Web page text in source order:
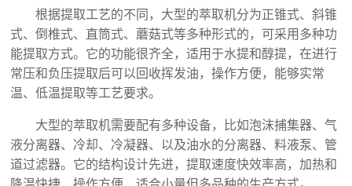
根据提取工艺的不同，大型的萃取机分为正锥式、斜锥
式、倒椎式、直筒式、蘑菇式等多种形式的，可采用多种功
能提取方式。它的功能很齐全，适用于水提和醇提，在进行
常压和负压提取后可以回收挥发油，操作方便，能够实常
温、低温提取等工艺要求。
大型的萃取机需要配有多种设备，比如泡沫捕集器、气
液分离器、冷却、冷凝器、以及油水的分离器、料液泵、管
道过滤器。它的结构设计先进，提取速度快效率高，加热和